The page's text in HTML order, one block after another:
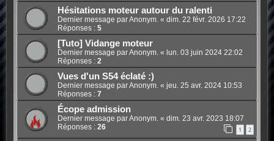
Hésitations moteur autour du ralenti
Dernier message par Anonym. « dim. 22 févr. 2026 17:22
Réponses : 5
[Tuto] Vidange moteur
Dernier message par Anonym. « lun. 03 juin 2024 22:02
Réponses : 2
Vues d'un S54 éclaté :)
Dernier message par Anonym. « jeu. 25 avr. 2024 10:53
Réponses : 7
Écope admission
Dernier message par Anonym. « dim. 23 avr. 2023 18:07
Réponses : 26 1 2